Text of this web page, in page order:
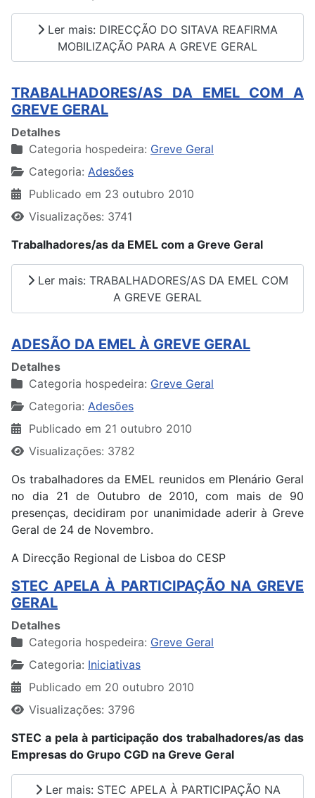
Ler mais: DIRECÇÃO DO SITAVA REAFIRMA
MOBILIZAÇÃO PARA A GREVE GERAL
TRABALHADORES/AS DA EMEL COM A
GREVE GERAL
Detalhes
Categoria hospedeira: Greve Geral
Categoria: Adesões
Publicado em 23 outubro 2010
Visualizações: 3741
Trabalhadores/as da EMEL com a Greve Geral
Ler mais: TRABALHADORES/AS DA EMEL COM
A GREVE GERAL
ADESÃO DA EMEL À GREVE GERAL
Detalhes
Categoria hospedeira: Greve Geral
Categoria: Adesões
Publicado em 21 outubro 2010
Visualizações: 3782
Os trabalhadores da EMEL reunidos em Plenário Geral
no dia 21 de Outubro de 2010, com mais de 90
presenças, decidiram por unanimidade aderir à Greve
Geral de 24 de Novembro.
A Direcção Regional de Lisboa do CESP
STEC APELA À PARTICIPAÇÃO NA GREVE
GERAL
Detalhes
Categoria hospedeira: Greve Geral
Categoria: Iniciativas
Publicado em 20 outubro 2010
Visualizações: 3796
STEC a pela à participação dos trabalhadores/as das
Empresas do Grupo CGD na Greve Geral
Ler mais: STEC APELA À PARTICIPAÇÃO NA